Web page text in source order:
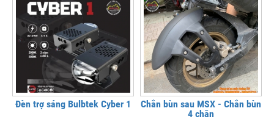
Đèn trợ sáng Bulbtek Cyber 1
Chắn bùn sau MSX - Chắn bùn
4 chân